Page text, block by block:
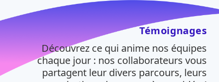
Témoignages
Découvrez ce qui anime nos équipes
chaque jour : nos collaborateurs vous
partagent leur divers parcours, leurs